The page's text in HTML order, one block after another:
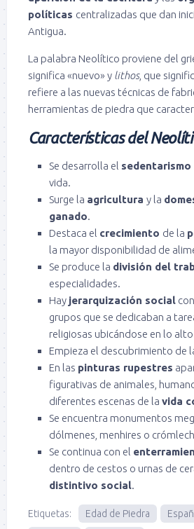
políticas centralizadas que dan
Antigua.
La palabra Neolítico proviene del
significa «nuevo» y lithos, que
refiere a las nuevas técnicas de
herramientas de piedra que
Características del
Se desarrolla el sedentarismo
vida.
Surge la agricultura y la
ganado.
Destaca el crecimiento de la
la mayor disponibilidad de
Se produce la división del
especialidades.
Hay jerarquización social
grupos que se dedicaban a
religiosas ubicándose en lo
Empieza el descubrimiento de
En las pinturas rupestres
figurativas de animales,
diferentes escenas de la vida
Se encuentra monumentos
dólmenes, menhires o
Se continua con el
dentro de cestos o urnas de
distintivo social.
Etiquetas: Edad de Piedra